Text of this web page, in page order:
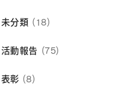
未分類 (18)
活動報告 (75)
表彰 (8)